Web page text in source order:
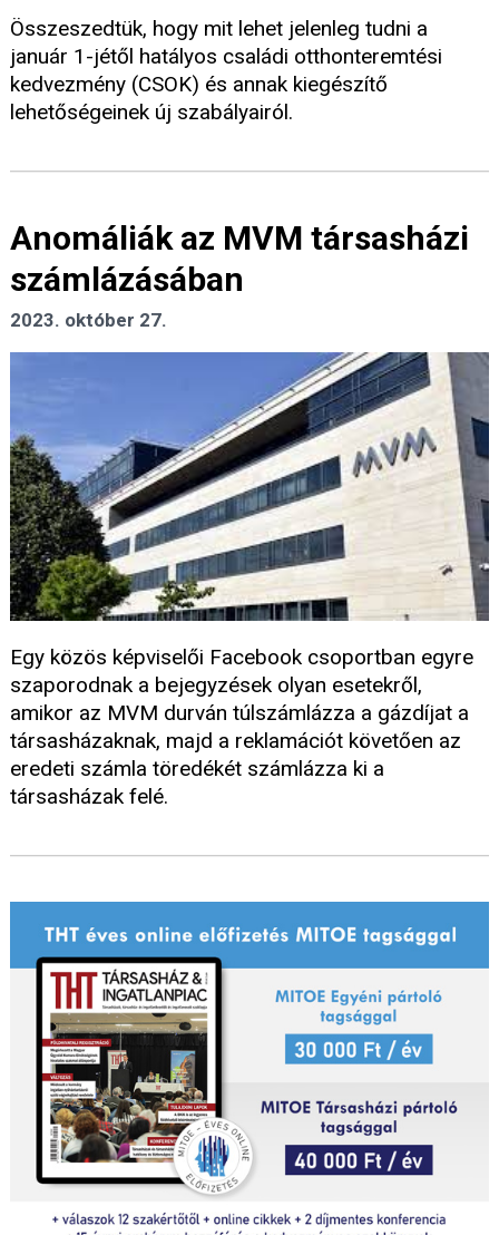
Összeszedtük, hogy mit lehet jelenleg tudni a
január 1-jétől hatályos családi otthonteremtési
kedvezmény (CSOK) és annak kiegészítő
lehetőségeinek új szabályairól.
Anomáliák az MVM társasházi
számlázásában
2023. október 27.
Egy közös képviselői Facebook csoportban egyre
szaporodnak a bejegyzések olyan esetekről,
amikor az MVM durván túlszámlázza a gázdíjat a
társasházaknak, majd a reklamációt követően az
eredeti számla töredékét számlázza ki a
társasházak felé.